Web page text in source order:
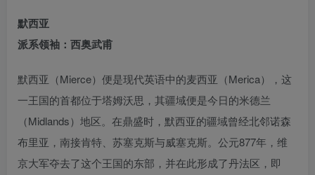
默西亚
派系领袖：西奥武甫
默西亚（Mierce）便是现代英语中的麦西亚（Merica），这
一王国的首都位于塔姆沃思，其疆域便是今日的米德兰
（Midlands）地区。在鼎盛时，默西亚的疆域曾经北邻诺森
布里亚，南接肯特、苏塞克斯与威塞克斯。公元877年，维
京大军夺去了这个王国的东部，并在此形成了丹法区，即